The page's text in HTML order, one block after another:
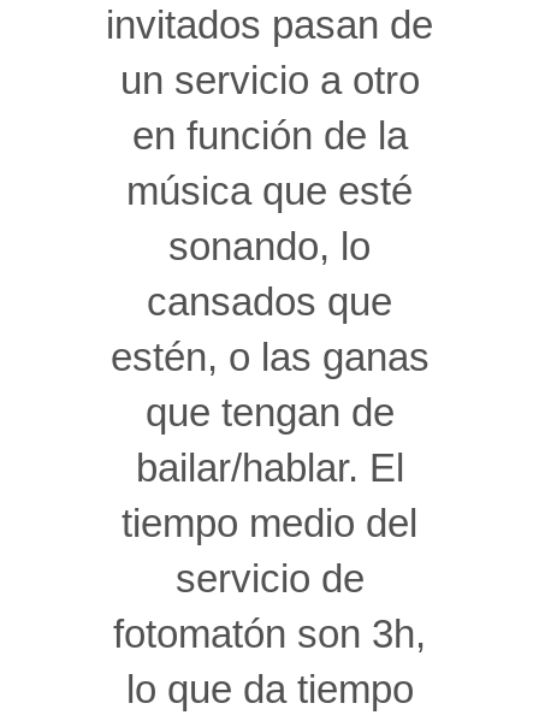
invitados pasan de
un servicio a otro
en función de la
música que esté
sonando, lo
cansados que
estén, o las ganas
que tengan de
bailar/hablar. El
tiempo medio del
servicio de
fotomatón son 3h,
lo que da tiempo